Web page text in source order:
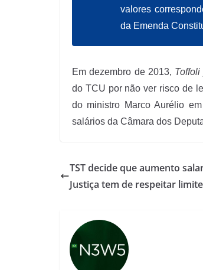
valores
da Emenda
Em dezembro de 2013, Toffoli
do TCU por não ver risco de
do ministro Marco Aurélio
salários da Câmara dos
TST decide que aumento
Justiça tem de respeitar